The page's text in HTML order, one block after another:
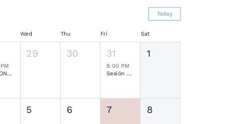
Today
Wed Thu Fri Sat
SESIONES MENSUALES NEUROCIRUGÍA PEDIÁTRICA MEXICANA
29 30 31
8:00 PM
Sesión Ordinaria SMCN
1
5 6 7 8